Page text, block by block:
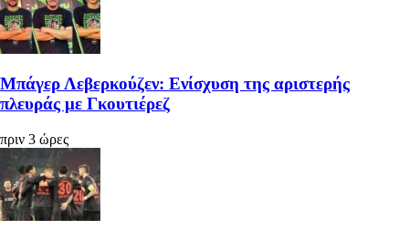
Μπάγερ Λεβερκούζεν: Ενίσχυση της αριστερής
πλευράς με Γκουτιέρεζ
πριν 3 ώρες